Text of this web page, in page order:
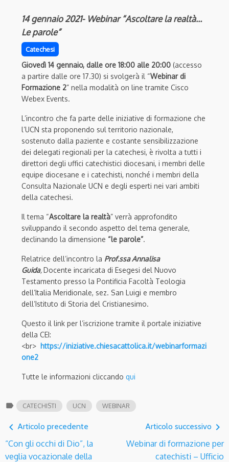
14 gennaio 2021- Webinar “Ascoltare la realtà…
Le parole”
Catechesi
Giovedì 14 gennaio, dalle ore 18:00 alle 20:00 (accesso
a partire dalle ore 17.30) si svolgerà il “Webinar di
Formazione 2” nella modalità on line tramite Cisco
Webex Events.
L’incontro che fa parte delle iniziative di formazione che
l’UCN sta proponendo sul territorio nazionale,
sostenuto dalla paziente e costante sensibilizzazione
dei delegati regionali per la catechesi, è rivolta a tutti i
direttori degli uffici catechistici diocesani, i membri delle
equipe diocesane e i catechisti, nonché i membri della
Consulta Nazionale UCN e degli esperti nei vari ambiti
della catechesi.
Il tema “Ascoltare la realtà” verrà approfondito
sviluppando il secondo aspetto del tema generale,
declinando la dimensione “le parole”.
Relatrice dell’incontro la Prof.ssa Annalisa
Guida,Docente incaricata di Esegesi del Nuovo
Testamento presso la Pontificia Facoltà Teologia
dell’Italia Meridionale, sez. San Luigi e membro
dell’Istituto di Storia del Cristianesimo.
Questo il link per l’iscrizione tramite il portale iniziative
della CEI:
<br> https://iniziative.chiesacattolica.it/webinarformazi
one2
Tutte le informazioni cliccando qui
label CATECHISTI UCN WEBINAR
navigate_before Articolo precedente
“Con gli occhi di Dio”, la
veglia vocazionale della
Articolo successivo navigate_next
Webinar di formazione per
catechisti – Ufficio